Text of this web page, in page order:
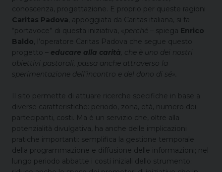
conoscenza, progettazione. E proprio per queste ragioni
Caritas Padova, appoggiata da Caritas italiana, si fa
“portavoce” di questa iniziativa, « perché – spiega Enrico
Baldo, l’operatore Caritas Padova che segue questo
progetto – educare alla carità , che è uno dei nostri
obiettivi pastorali, passa anche attraverso la
sperimentazione dell’incontro e del dono di sé».
Il sito permette di attuare ricerche specifiche in base a
diverse caratteristiche: periodo, zona, età, numero dei
partecipanti, costi. Ma è un servizio che, oltre alla
potenzialità divulgativa, ha anche delle implicazioni
pratiche importanti: semplifica la gestione temporale
della programmazione e diffusione delle informazioni; nel
lungo periodo abbatte i costi iniziali dello strumento;